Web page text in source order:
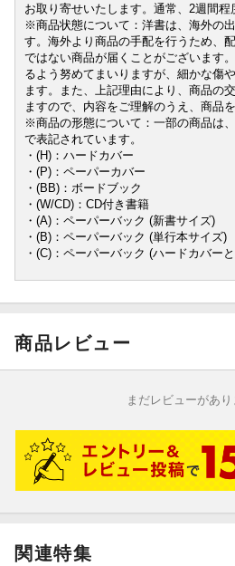
お取り寄せいたします。通常、2週間程
※商品状態について：洋書は、海外の
す。海外より商品の手配を行うため、
ではない商品が届くことがございます
るよう努めてまいりますが、細かな傷
ます。また、上記理由により、商品の
ますので、内容をご理解のうえ、商品
※商品の形態について：一部の商品は
で表記されています。
・(H)：ハードカバー
・(P)：ペーパーカバー
・(BB)：ボードブック
・(W/CD)：CD付き書籍
・(A)：ペーパーバック (新書サイズ)
・(B)：ペーパーバック (単行本サイズ)
・(C)：ペーパーバック (ハードカバー
商品レビュー
まだレビューがあり
関連特集